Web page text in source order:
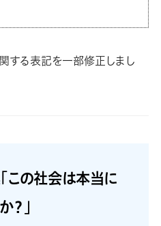
する表記を一部修正しまし
の社会は本当に
？」